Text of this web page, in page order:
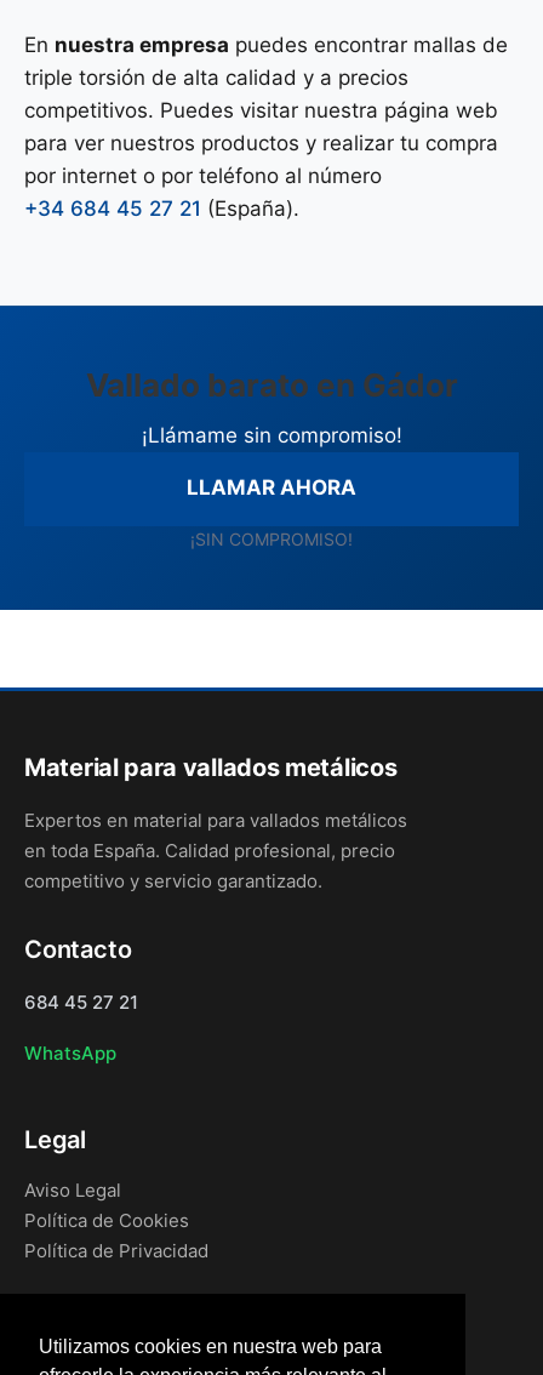
Utilizamos cookies en nuestra web para
En nuestra empresa puedes encontrar mallas de
triple torsión de alta calidad y a precios
competitivos. Puedes visitar nuestra página web
para ver nuestros productos y realizar tu compra
por internet o por teléfono al número
+34 684 45 27 21 (España).
Vallado barato en Gádor
¡Llámame sin compromiso!
LLAMAR AHORA
¡SIN COMPROMISO!
Material para vallados metálicos
Expertos en material para vallados metálicos
en toda España. Calidad profesional, precio
competitivo y servicio garantizado.
Contacto
684 45 27 21
WhatsApp
Legal
Aviso Legal
Política de Cookies
Política de Privacidad
Inicio